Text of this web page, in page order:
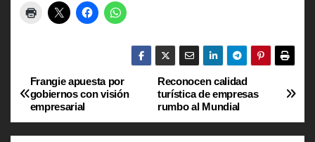
N
a
Reconocen calidad
turística de empresas
rumbo al Mundial
Frangie apuesta por
gobiernos con visión
empresarial